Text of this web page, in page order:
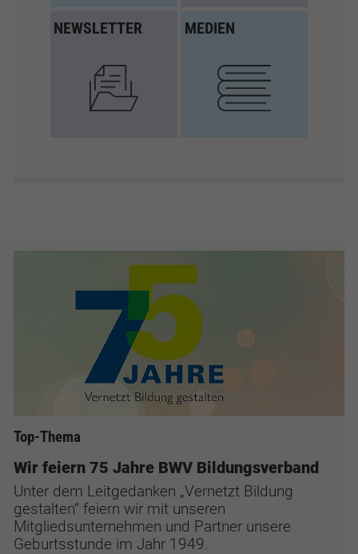
Top-Thema
Wir feiern 75 Jahre BWV Bildungsverband
Unter dem Leitgedanken „Vernetzt Bildung
gestalten“ feiern wir mit unseren
Mitgliedsunternehmen und Partner unsere
Geburtsstunde im Jahr 1949.
NEWSLETTER MEDIEN